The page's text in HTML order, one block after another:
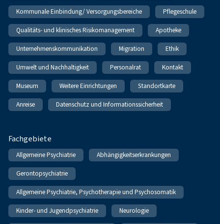
Kommunale Einbindung/ Versorgungsbereiche Pflegeschule
Qualitäts- und klinisches Risikomanagement Apotheke
Unternehmenskommunikation Migration Ethik
Umwelt und Nachhaltigkeit Personalrat Kontakt
Museum Weitere Einrichtungen Standortkarte
Anreise Datenschutz und Informationssicherheit
Fachgebiete
Allgemeine Psychiatrie Abhängigkeitserkrankungen
Gerontopsychiatrie
Allgemeine Psychiatrie, Psychotherapie und Psychosomatik
Kinder- und Jugendpsychiatrie Neurologie